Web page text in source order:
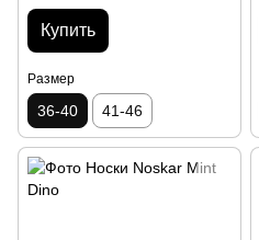
Купить
Размер
36-40 41-46